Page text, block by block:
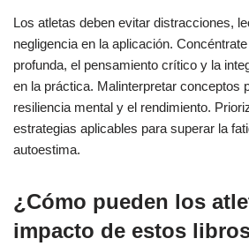
Los atletas deben evitar distracciones,
negligencia en la aplicación.
profunda, el pensamiento crítico y la
en la práctica. Malinterpretar conceptos
resiliencia mental y el rendimiento.
estrategias aplicables para superar la
autoestima.
¿Cómo pueden los
impacto de estos